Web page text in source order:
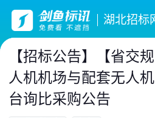
湖北招标
【招标公告】【省交
人机机场与配套无人
台询比采购公告